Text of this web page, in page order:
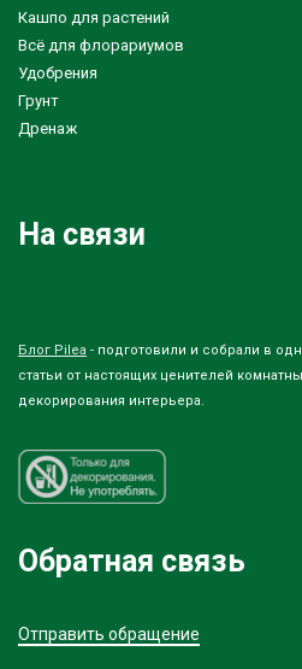
Кашпо для растений
Всё для флорариумов
Удобрения
Грунт
Дренаж
На связи
Блог Pilea - подготовили и собрали в
статьи от настоящих ценителей
декорирования интерьера.
Обратная связь
Отправить обращение